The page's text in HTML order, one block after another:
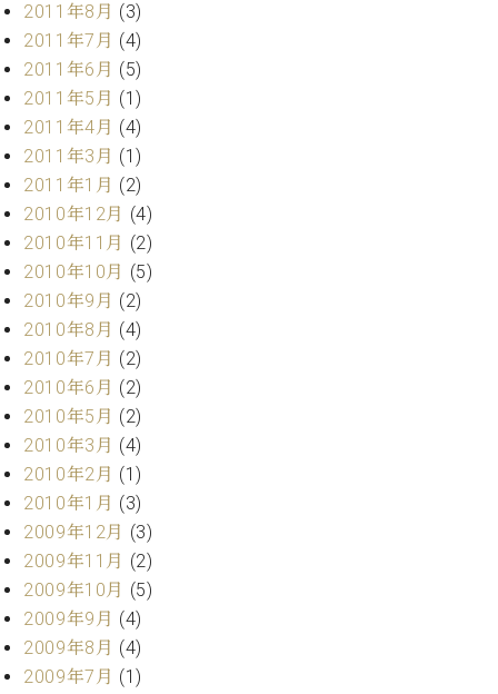
2011年8月 (3)
2011年7月 (4)
2011年6月 (5)
2011年5月 (1)
2011年4月 (4)
2011年3月 (1)
2011年1月 (2)
2010年12月 (4)
2010年11月 (2)
2010年10月 (5)
2010年9月 (2)
2010年8月 (4)
2010年7月 (2)
2010年6月 (2)
2010年5月 (2)
2010年3月 (4)
2010年2月 (1)
2010年1月 (3)
2009年12月 (3)
2009年11月 (2)
2009年10月 (5)
2009年9月 (4)
2009年8月 (4)
2009年7月 (1)